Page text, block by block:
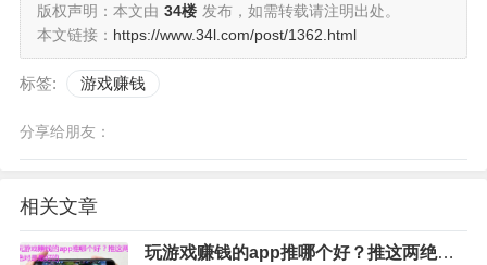
版权声明：本文由 34楼 发布，如需转载请注明出处。
本文链接： https://www.34l.com/post/1362.html
标签: 游戏赚钱
分享给朋友：
相关文章
玩游戏赚钱的app推哪个好？推这两绝对